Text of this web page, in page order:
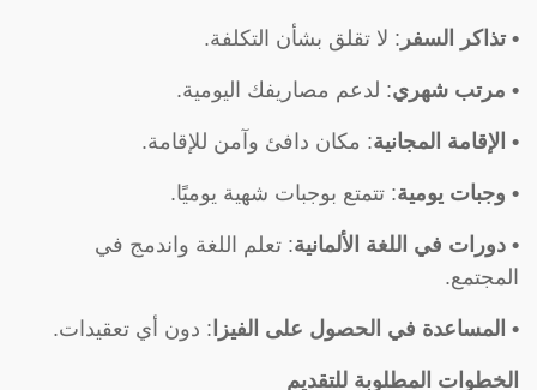
• تذاكر السفر : لا تقلق بشأن التكلفة.
• مرتب شهري: لدعم مصاريفك اليومية.
• الإقامة المجانية: مكان دافئ وآمن للإقامة.
• وجبات يومية: تتمتع بوجبات شهية يوميًا.
• دورات في اللغة الألمانية: تعلم اللغة واندمج في
المجتمع.
• المساعدة في الحصول على الفيزا : دون أي تعقيدات.
الخطوات المطلوبة للتقديم